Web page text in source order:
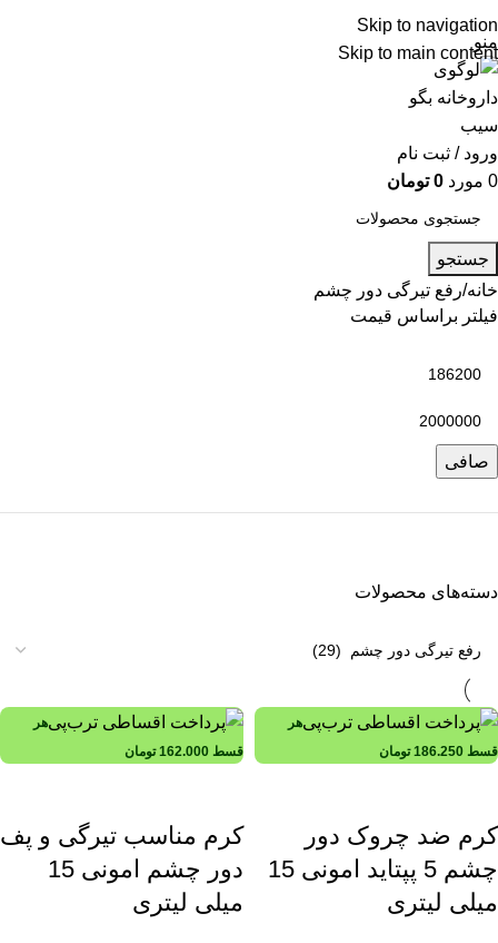
Skip to navigation
Skip to main content
شماره تماس پشتیبانی: 0417190
منو
ورود / ثبت نام
0 مورد 0 تومان
جستجو
خانه رفع تیرگی دور چشم
فیلتر براساس قیمت
صافی
دسته‌های محصولات
هر
قسط 186.250 تومان
کرم ضد چروک دور
چشم 5 پپتاید امونی 15
میلی لیتری
هر
قسط 162.000 تومان
کرم مناسب تیرگی و پف
دور چشم امونی 15
میلی لیتری